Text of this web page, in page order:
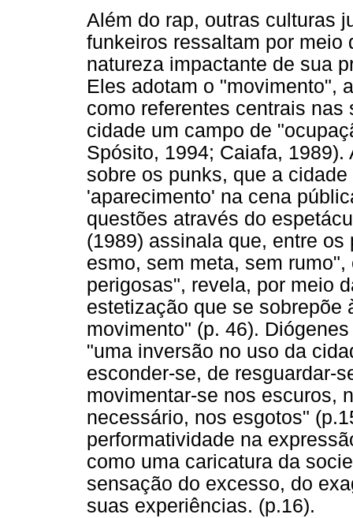
Além do rap, outras culturas
funkeiros ressaltam por meio
natureza impactante de sua
Eles adotam o "movimento",
como referentes centrais
cidade um campo de
Spósito, 1994; Caiafa,
sobre os punks, que a
'aparecimento' na cena
questões através do
(1989) assinala que, entre
esmo, sem meta, sem
perigosas", revela, por meio
estetização que se sobrepõe
movimento" (p. 46).
"uma inversão no uso da
esconder-se, de resguardar-
movimentar-se nos escuros,
necessário, nos esgotos"
performatividade na
como uma caricatura da
sensação do excesso, do
suas experiências. (p.16).